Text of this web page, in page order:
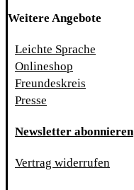
Weitere Angebote
Leichte Sprache
Onlineshop
Freundeskreis
Presse
Newsletter abonnieren
Vertrag widerrufen